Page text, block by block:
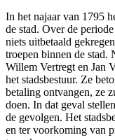
In het najaar van 1795
de stad. Over de
niets uitbetaald
troepen binnen de stad.
Willem Vertregt en Jan
het stadsbestuur. Ze
betaling ontvangen, ze
doen. In dat geval
de gevolgen. Het
en ter voorkoming van